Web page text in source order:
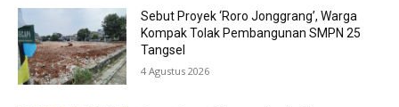
Sebut Proyek ‘Roro Jonggrang’, Warga
Kompak Tolak Pembangunan SMPN 25
Tangsel
4 Agustus 2026